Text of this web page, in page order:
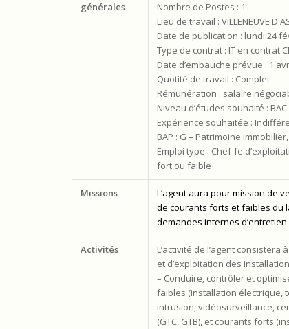
générales
Nombre de Postes : 1
Lieu de travail : VILLENEUVE D
Date de publication : lundi 24
Type de contrat : IT en contrat
Date d’embauche prévue : 1
Quotité de travail : Complet
Rémunération : salaire
Niveau d’études souhaité : BAC
Expérience souhaitée :
BAP : G – Patrimoine
Emploi type : Chef-fe
fort ou faible
Missions
L’agent aura pour mission de
de courants forts et faibles du
demandes internes
Activités
L’activité de l’agent
et d’exploitation des
– Conduire, contrôler et
faibles (installation électrique,
intrusion, vidéosurveillance,
(GTC, GTB), et courants forts